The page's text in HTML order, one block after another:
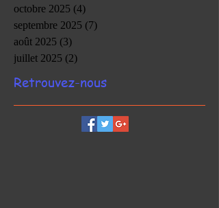
octobre 2025 (4)
septembre 2025 (7)
août 2025 (3)
juillet 2025 (2)
Retrouvez-nous